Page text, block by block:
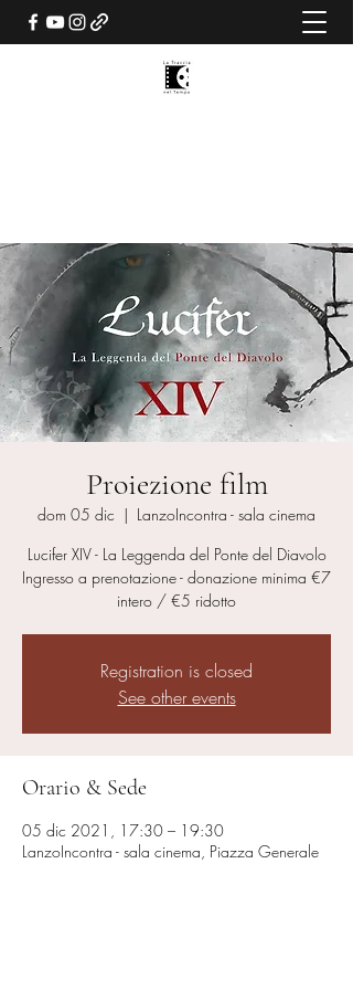
Proiezione film
dom 05 dic
  |
LanzoIncontra - sala cinema
Lucifer XIV - La Leggenda del Ponte del Diavolo
Ingresso a prenotazione - donazione minima €7
intero / €5 ridotto
Registration is closed
See other events
Orario & Sede
05 dic 2021, 17:30 – 19:30
LanzoIncontra - sala cinema, Piazza Generale